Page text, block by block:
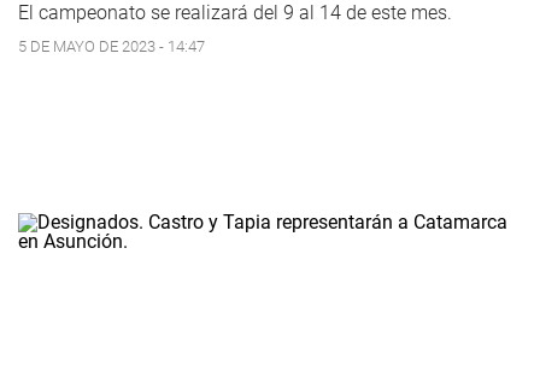
El campeonato se realizará del 9 al 14 de este mes.
5 DE MAYO DE 2023 - 14:47